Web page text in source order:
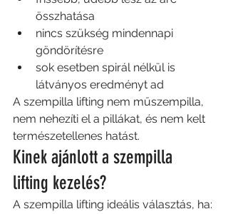
összhatása
nincs szükség mindennapi
göndörítésre
sok esetben spirál nélkül is
látványos eredményt ad
A szempilla lifting nem műszempilla,
nem nehezíti el a pillákat, és nem kelt
természetellenes hatást.
Kinek ajánlott a szempilla
lifting kezelés?
A szempilla lifting ideális választás, ha: